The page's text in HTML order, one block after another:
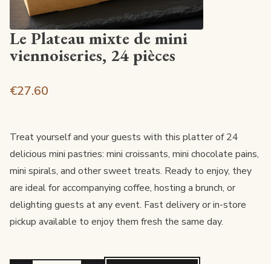
Le Plateau mixte de mini
viennoiseries, 24 pièces
€27.60
Treat yourself and your guests with this platter of 24
delicious mini pastries: mini croissants, mini chocolate pains,
mini spirals, and other sweet treats. Ready to enjoy, they
are ideal for accompanying coffee, hosting a brunch, or
delighting guests at any event. Fast delivery or in-store
pickup available to enjoy them fresh the same day.